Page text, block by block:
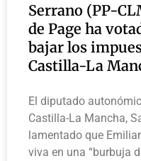
Serrano (PP-
de Page ha
bajar los
Castilla-La
El diputado
Castilla-La Mancha,
lamentado que
viva en una “burbuja